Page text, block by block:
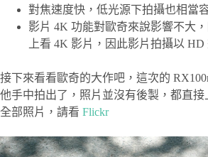
對焦速度快，低光源下拍攝也相當
影片 4K 功能對歐奇來說影響不大
上看 4K 影片，因此影片拍攝以 HD
接下來看看歐奇的大作吧，這次的
他手中拍出了，照片並沒有後製，都直接
全部照片，請看 Flickr